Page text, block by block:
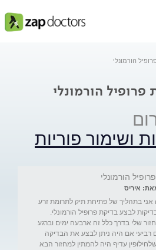
הורמונלי
הורמונלי
ושימור פוריות
הורמונלי
אני בתהליך של פתיחת תיק לתרומת זרע
לבצע בדיקת פרופיל הורמונלי.
שלי בדרך כלל זה ארבעה ימים וברגע
רביעי אם היה ניתן לבצע את הבדיקה
עדיף היה להמתין למחזור הבא